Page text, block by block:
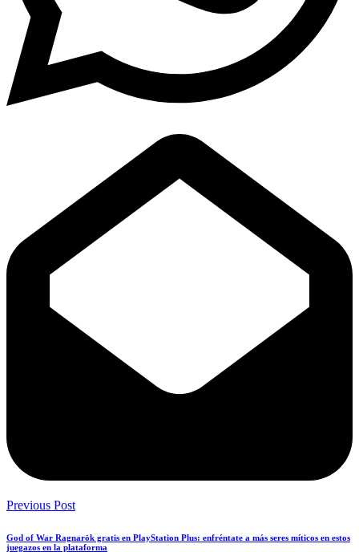
Previous Post
God of War Ragnarök gratis en PlayStation Plus: enfréntate a más seres míticos en estos
juegazos en la plataforma